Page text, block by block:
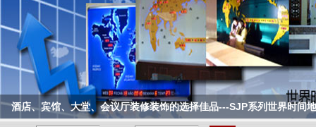
酒店、宾馆、大堂、会议厅装修装饰的选择佳品---SJP系列世界时间